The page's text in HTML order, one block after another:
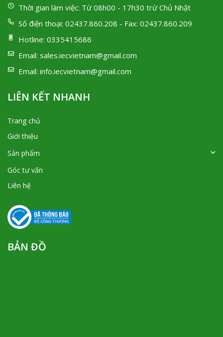
Thời gian làm việc: Từ 08h00 - 17h30 trừ Chủ Nhật
Số điện thoại: 02437.860.208 - Fax: 02437.860.209
Hotline: 0335415686
Email: sales.iecvietnam@gmail.com
Email: info.iecvietnam@gmail.com
LIÊN KẾT NHANH
Trang chủ
Giới thiệu
Sản phẩm
Góc tư vấn
Liên hệ
BẢN ĐỒ